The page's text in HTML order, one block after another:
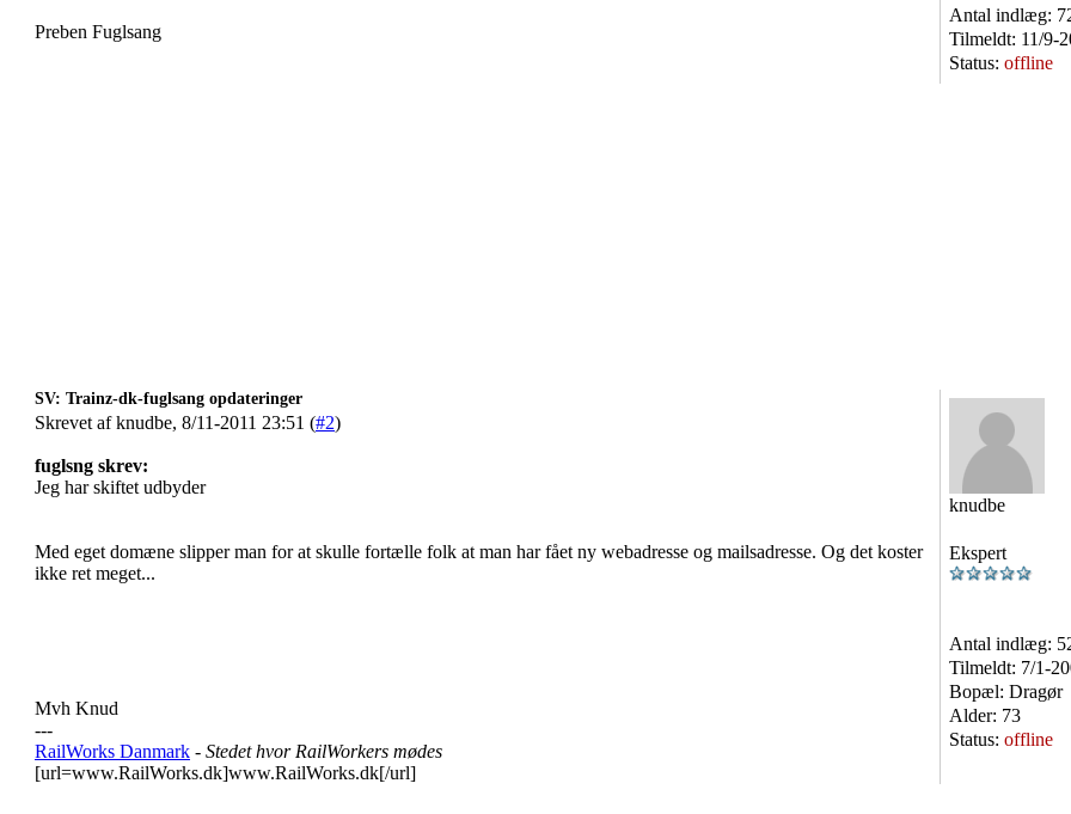
Preben Fuglsang
Antal indlæg:
Tilmeldt: 11/9-
Status: offline
SV: Trainz-dk-fuglsang opdateringer
Skrevet af knudbe, 8/11-2011 23:51 (#2)
fuglsng skrev:
Jeg har skiftet udbyder
Med eget domæne slipper man for at skulle fortælle folk at man har fået ny webadresse og mailsadresse. Og det koster
ikke ret meget...
knudbe
Ekspert
Antal indlæg:
Tilmeldt: 7/1-
Bopæl: Dragør
Alder: 73
Status: offline
Mvh Knud
---
RailWorks Danmark - Stedet hvor RailWorkers mødes
[url=www.RailWorks.dk]www.RailWorks.dk[/url]